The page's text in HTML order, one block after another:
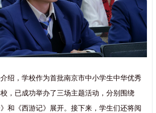
绍，学校作为首批南京市中小学生中华优秀
，已成功举办了三场主题活动，分别围绕
》和《西游记》展开。接下来，学生们还将阅